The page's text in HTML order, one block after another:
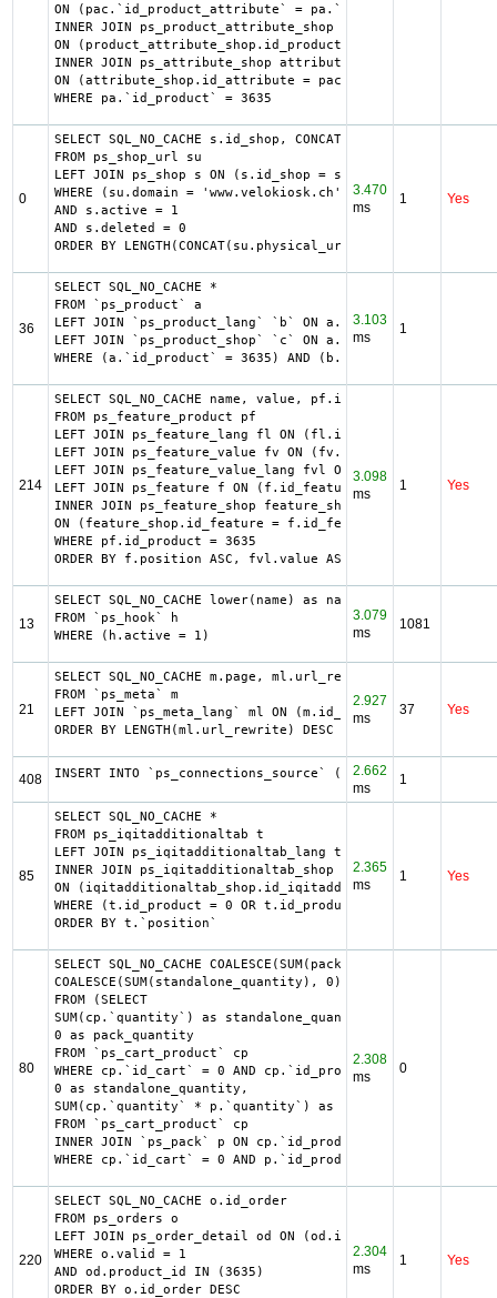
ON (pac.`id_product_attribute` =
INNER JOIN ps_product_attribute_shop
ON (product_attribute_shop.id_product_attribute =
INNER JOIN ps_attribute_shop attribute_shop
ON (attribute_shop.id_attribute = pac.id_attribute AND
WHERE pa.`id_product` = 3635
0
SELECT SQL_NO_CACHE s.id_shop,
FROM ps_shop_url su
LEFT JOIN ps_shop s ON (s.id_shop = su.id_shop)
WHERE (su.domain = 'www.velokiosk.ch' OR su.domain_ssl
AND s.active = 1
AND s.deleted = 0
ORDER BY LENGTH(CONCAT(su.physical_uri, su.virtual_uri))
3.470
ms
1 Yes
36
SELECT SQL_NO_CACHE *
FROM `ps_product` a
LEFT JOIN `ps_product_lang` `b` ON a.`id_product` =
LEFT JOIN `ps_product_shop` `c` ON a.`id_product` =
WHERE (a.`id_product` = 3635) AND (b.`id_shop` = 1)
3.103
ms
1
214
SELECT SQL_NO_CACHE name, value, pf.id_feature,
FROM ps_feature_product pf
LEFT JOIN ps_feature_lang fl ON (fl.id_feature =
LEFT JOIN ps_feature_value fv ON (fv.id_feature_value =
LEFT JOIN ps_feature_value_lang fvl ON
LEFT JOIN ps_feature f ON (f.id_feature = pf.id_feature
INNER JOIN ps_feature_shop feature_shop
ON (feature_shop.id_feature = f.id_feature AND
WHERE pf.id_product = 3635
ORDER BY f.position ASC, fvl.value ASC
3.098
ms
1 Yes
13
SELECT SQL_NO_CACHE lower(name) as name
FROM `ps_hook` h
WHERE (h.active = 1)
3.079
ms
1081
21
SELECT SQL_NO_CACHE m.page, ml.url_rewrite, ml.id_lang
FROM `ps_meta` m
LEFT JOIN `ps_meta_lang` ml ON (m.id_meta = ml.id_meta
ORDER BY LENGTH(ml.url_rewrite) DESC
2.927
ms
37 Yes
408 INSERT INTO `ps_connections_source`2.662
ms
1
85
SELECT SQL_NO_CACHE *
FROM ps_iqitadditionaltab t
LEFT JOIN ps_iqitadditionaltab_lang tl ON
INNER JOIN ps_iqitadditionaltab_shop
ON (iqitadditionaltab_shop.id_iqitadditionaltab =
WHERE (t.id_product = 0 OR t.id_product = 3635) AND
ORDER BY t.`position`
2.365
ms
1 Yes
80
SELECT SQL_NO_CACHE COALESCE(SUM(pack_quantity), 0) as
COALESCE(SUM(standalone_quantity), 0) as
FROM (SELECT
SUM(cp.`quantity`) as standalone_quantity,
0 as pack_quantity
FROM `ps_cart_product` cp
WHERE cp.`id_cart` = 0 AND cp.`id_product` = 3635 UNION
0 as standalone_quantity,
SUM(cp.`quantity` * p.`quantity`) as pack_quantity
FROM `ps_cart_product` cp
INNER JOIN `ps_pack` p ON cp.`id_product` =
WHERE cp.`id_cart` = 0 AND p.`id_product_item` = 3635)
2.308
ms
0
220
SELECT SQL_NO_CACHE o.id_order
FROM ps_orders o
LEFT JOIN ps_order_detail od ON (od.id_order =
WHERE o.valid = 1
AND od.product_id IN (3635)
ORDER BY o.id_order DESC
2.304
ms
1 Yes